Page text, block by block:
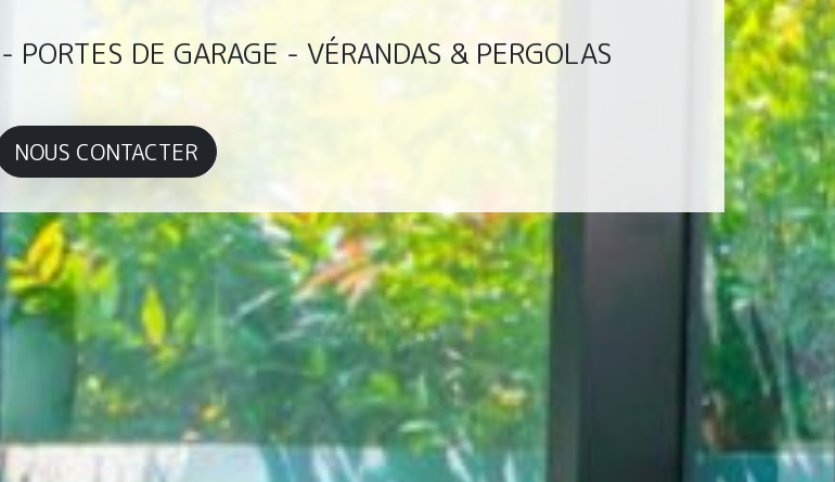
DE GARAGE - VÉRANDAS & PERGOLAS
NOUS CONTACTER